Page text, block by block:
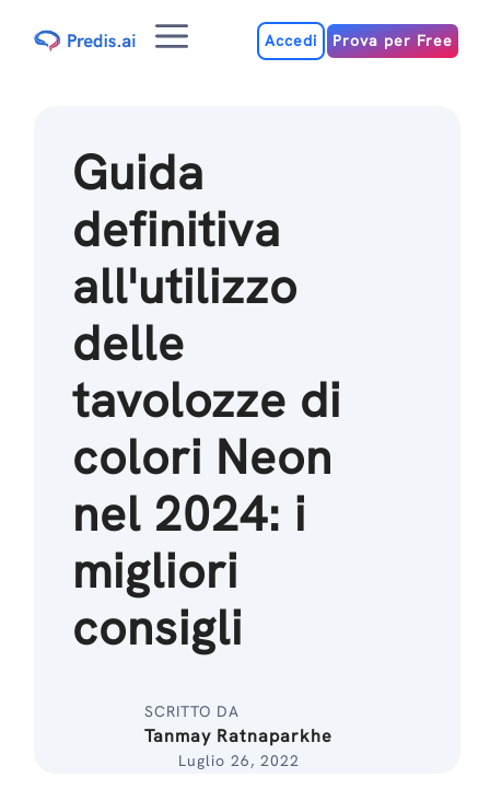
MenuAccedi Prova per Free
Guida
definitiva
all'utilizzo
delle
tavolozze di
colori Neon
nel 2024: i
migliori
consigli
SCRITTO DA
Tanmay Ratnaparkhe
Luglio 26, 2022